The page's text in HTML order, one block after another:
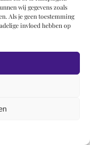
wij gegevens zoals
Als je geen toestemming
invloed hebben op
byROCK Design